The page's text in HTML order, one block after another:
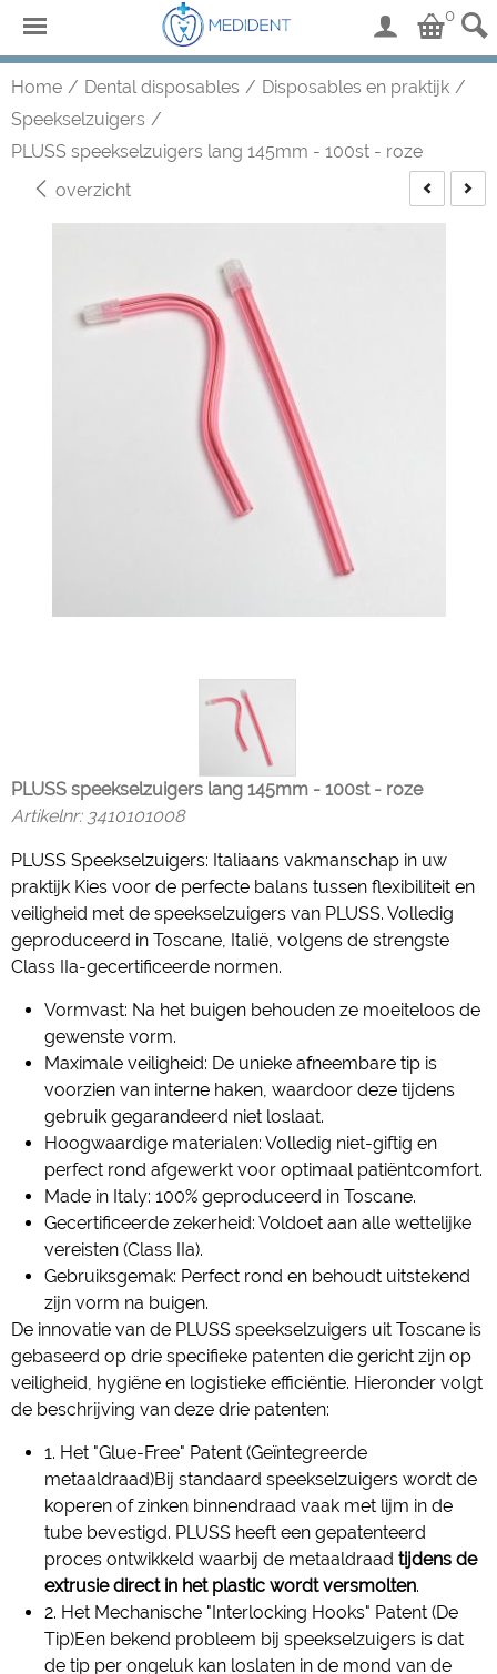
0
Home / Dental disposables / Disposables en praktijk /
Speekselzuigers /
PLUSS speekselzuigers lang 145mm - 100st - roze
overzicht
PLUSS speekselzuigers lang 145mm - 100st - roze
Artikelnr: 3410101008
PLUSS Speekselzuigers: Italiaans vakmanschap in uw
praktijk Kies voor de perfecte balans tussen flexibiliteit en
veiligheid met de speekselzuigers van PLUSS. Volledig
geproduceerd in Toscane, Italië, volgens de strengste
Class IIa-gecertificeerde normen.
Vormvast: Na het buigen behouden ze moeiteloos de
gewenste vorm.
Maximale veiligheid: De unieke afneembare tip is
voorzien van interne haken, waardoor deze tijdens
gebruik gegarandeerd niet loslaat.
Hoogwaardige materialen: Volledig niet-giftig en
perfect rond afgewerkt voor optimaal patiëntcomfort.
Made in Italy: 100% geproduceerd in Toscane.
Gecertificeerde zekerheid: Voldoet aan alle wettelijke
vereisten (Class IIa).
Gebruiksgemak: Perfect rond en behoudt uitstekend
zijn vorm na buigen.
De innovatie van de PLUSS speekselzuigers uit Toscane is
gebaseerd op drie specifieke patenten die gericht zijn op
veiligheid, hygiëne en logistieke efficiëntie. Hieronder volgt
de beschrijving van deze drie patenten:
1. Het "Glue-Free" Patent (Geïntegreerde
metaaldraad)Bij standaard speekselzuigers wordt de
koperen of zinken binnendraad vaak met lijm in de
tube bevestigd. PLUSS heeft een gepatenteerd
proces ontwikkeld waarbij de metaaldraad tijdens de
extrusie direct in het plastic wordt versmolten.
2. Het Mechanische "Interlocking Hooks" Patent (De
Tip)Een bekend probleem bij speekselzuigers is dat
de tip per ongeluk kan loslaten in de mond van de